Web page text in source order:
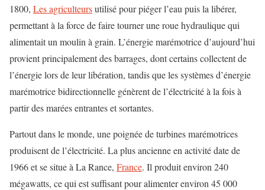
1800, Les agriculteursutilisé pour piéger l’eau puis la libérer,
permettant à la force de faire tourner une roue hydraulique qui
alimentait un moulin à grain. L’énergie marémotrice d’aujourd’hui
provient principalement des barrages, dont certains collectent de
l’énergie lors de leur libération, tandis que les systèmes d’énergie
marémotrice bidirectionnelle génèrent de l’électricité à la fois à
partir des marées entrantes et sortantes.
Partout dans le monde, une poignée de turbines marémotrices
produisent de l’électricité. La plus ancienne en activité date de
1966 et se situe à La Rance, France. Il produit environ 240
mégawatts, ce qui est suffisant pour alimenter environ 45 000